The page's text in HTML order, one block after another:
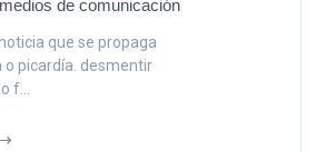
de comunicación
que se propaga
o picardía. desmentir
f...